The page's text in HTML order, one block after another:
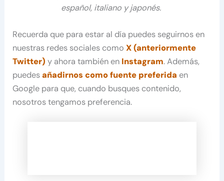
español, italiano y japonés.
Recuerda que para estar al día puedes seguirnos en
nuestras redes sociales comoX (anteriormente
Twitter) y ahora también en Instagram. Además,
puedesañadirnos como fuente preferida en
Google para que, cuando busques contenido,
nosotros tengamos preferencia.